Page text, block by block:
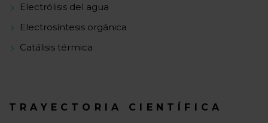
Electrólisis del agua
Electrosíntesis orgánica
Catálisis térmica
TRAYECTORIA CIENTÍFICA